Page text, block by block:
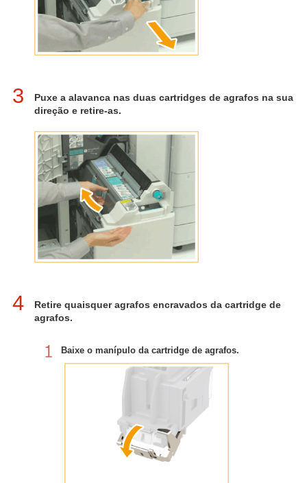
3
Puxe a alavanca nas duas cartridges de agrafos na sua
direção e retire-as.
4
Retire quaisquer agrafos encravados da cartridge de
agrafos.
Baixe o manípulo da cartridge de agrafos.